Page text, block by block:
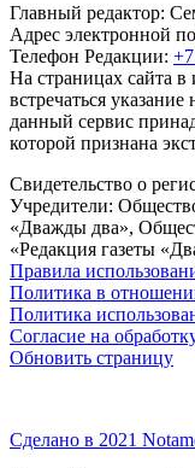
Главный редактор:
Адрес электронной
Телефон Редакции:
На страницах сайта
встречаться
данный сервис
которой признана
Свидетельство о
Учредители:
«Дважды два»,
«Редакция газеты
Правила
Политика в
Политика
Согласие на
Обновить страницу
Сделано в 2021